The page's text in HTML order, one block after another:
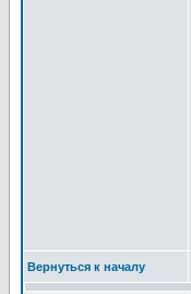
Вернуться к началу